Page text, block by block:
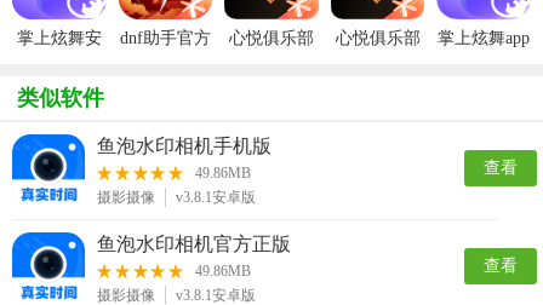
掌上炫舞安
dnf助手官方
心悦俱乐部
心悦俱乐部
掌上炫舞app
类似软件
鱼泡水印相机手机版
49.86MB
摄影摄像
v3.8.1安卓版
查看
鱼泡水印相机官方正版
49.86MB
摄影摄像
v3.8.1安卓版
查看